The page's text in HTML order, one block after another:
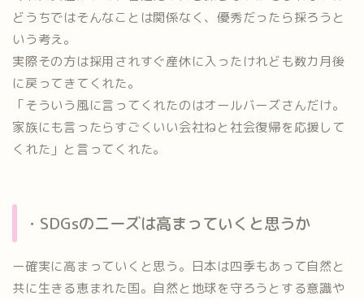
どうちではそんなことは関係なく、優秀だったら採ろうと
いう考え。
実際その方は採用されすぐ産休に入ったけれども数カ月後
に戻ってきてくれた。
「そういう風に言ってくれたのはオールバーズさんだけ。
家族にも言ったらすごくいい会社ねと社会復帰を応援して
くれた」と言ってくれた。
・SDGsのニーズは高まっていくと思うか
ー確実に高まっていくと思う。日本は四季もあって自然と
共に生きる恵まれた国。自然と地球を守ろうとする意識や